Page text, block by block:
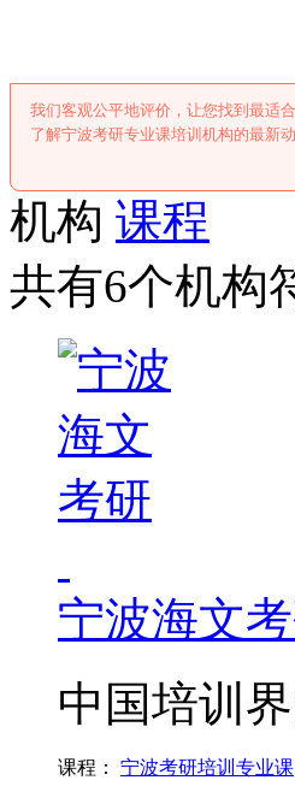
我们客观公平地评价，让您找到最适
了解宁波考研专业课培训机构的最新
机构 课程
共有6个机构
宁波海文
中国培训
课程： 宁波考研培训专业课